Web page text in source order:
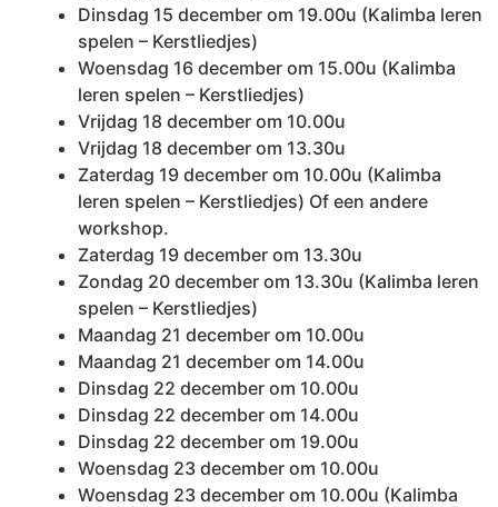
Dinsdag 15 december om 19.00u (Kalimba leren
spelen – Kerstliedjes)
Woensdag 16 december om 15.00u (Kalimba
leren spelen – Kerstliedjes)
Vrijdag 18 december om 10.00u
Vrijdag 18 december om 13.30u
Zaterdag 19 december om 10.00u (Kalimba
leren spelen – Kerstliedjes) Of een andere
workshop.
Zaterdag 19 december om 13.30u
Zondag 20 december om 13.30u (Kalimba leren
spelen – Kerstliedjes)
Maandag 21 december om 10.00u
Maandag 21 december om 14.00u
Dinsdag 22 december om 10.00u
Dinsdag 22 december om 14.00u
Dinsdag 22 december om 19.00u
Woensdag 23 december om 10.00u
Woensdag 23 december om 10.00u (Kalimba